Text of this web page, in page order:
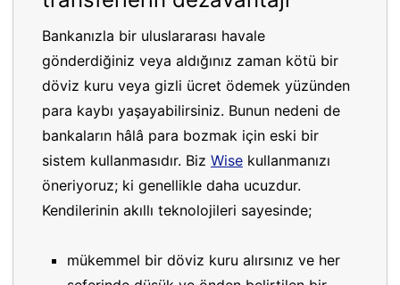
Bankanızla bir uluslararası havale
gönderdiğiniz veya aldığınız zaman kötü bir
döviz kuru veya gizli ücret ödemek yüzünden
para kaybı yaşayabilirsiniz. Bunun nedeni de
bankaların hâlâ para bozmak için eski bir
sistem kullanmasıdır. Biz Wise kullanmanızı
öneriyoruz; ki genellikle daha ucuzdur.
Kendilerinin akıllı teknolojileri sayesinde;
mükemmel bir döviz kuru alırsınız ve her